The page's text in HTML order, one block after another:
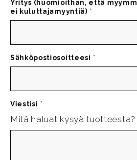
Yritys (huomioithan, että
ei kuluttajamyyntiä) *
Sähköpostiosoitteesi *
Viestisi *
Mitä haluat kysyä tuotteesta?